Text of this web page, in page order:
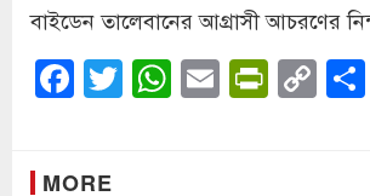
বাইডেন তালেবানের আগ্রাসী আচরণের
Facebook
Twitter
WhatsApp
Email
Link
MORE